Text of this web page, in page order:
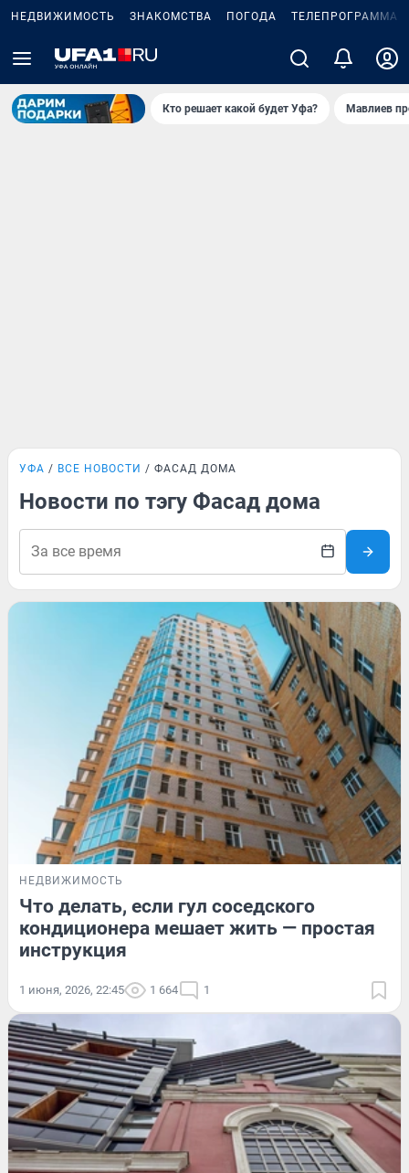
НЕДВИЖИМОСТЬ ЗНАКОМСТВА ПОГОДА ТЕЛЕПРОГРАММА
Кто решает какой будет Уфа? Мавлиев
УФА ВСЕ НОВОСТИ ФАСАД ДОМА
Новости по тэгу Фасад дома
НЕДВИЖИМОСТЬ
Что делать, если гул соседского
кондиционера мешает жить — простая
инструкция
1 июня, 2026, 22:45 1 664 1